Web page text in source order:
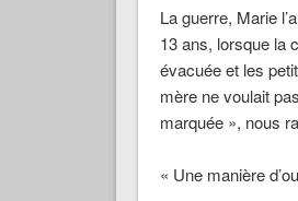
La guerre, Marie
13 ans, lorsque la
évacuée et les
mère ne voulait
marquée », nous
« Une manière